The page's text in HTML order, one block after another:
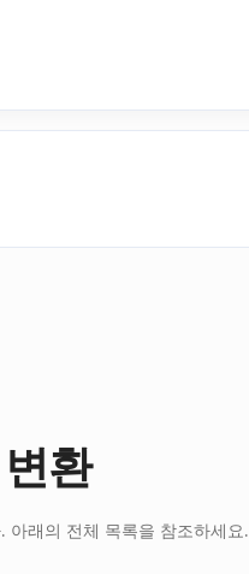
환
아래의 전체 목록을 참조하세요.